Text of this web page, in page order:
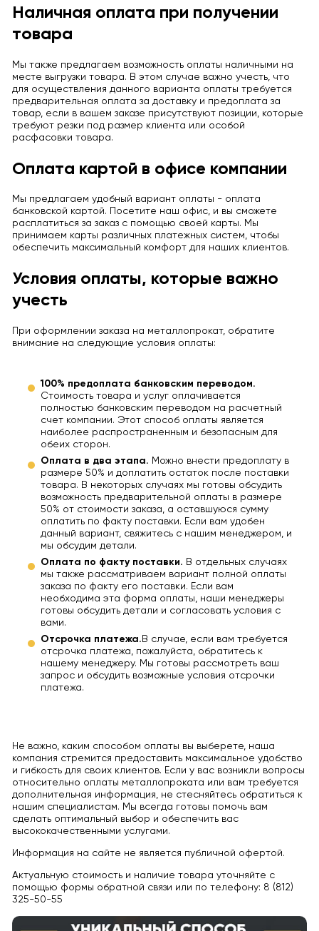
Наличная оплата при получении
товара
Мы также предлагаем возможность оплаты наличными на
месте выгрузки товара. В этом случае важно учесть, что
для осуществления данного варианта оплаты требуется
предварительная оплата за доставку и предоплата за
товар, если в вашем заказе присутствуют позиции, которые
требуют резки под размер клиента или особой
расфасовки товара.
Оплата картой в офисе компании
Мы предлагаем удобный вариант оплаты - оплата
банковской картой. Посетите наш офис, и вы сможете
расплатиться за заказ с помощью своей карты. Мы
принимаем карты различных платежных систем, чтобы
обеспечить максимальный комфорт для наших клиентов.
Условия оплаты, которые важно
учесть
При оформлении заказа на металлопрокат, обратите
внимание на следующие условия оплаты:
100% предоплата банковским переводом.
Стоимость товара и услуг оплачивается
полностью банковским переводом на расчетный
счет компании. Этот способ оплаты является
наиболее распространенным и безопасным для
обеих сторон.
Оплата в два этапа. Можно внести предоплату в
размере 50% и доплатить остаток после поставки
товара. В некоторых случаях мы готовы обсудить
возможность предварительной оплаты в размере
50% от стоимости заказа, а оставшуюся сумму
оплатить по факту поставки. Если вам удобен
данный вариант, свяжитесь с нашим менеджером, и
мы обсудим детали.
Оплата по факту поставки. В отдельных случаях
мы также рассматриваем вариант полной оплаты
заказа по факту его поставки. Если вам
необходима эта форма оплаты, наши менеджеры
готовы обсудить детали и согласовать условия с
вами.
Отсрочка платежа. В случае, если вам требуется
отсрочка платежа, пожалуйста, обратитесь к
нашему менеджеру. Мы готовы рассмотреть ваш
запрос и обсудить возможные условия отсрочки
платежа.
Не важно, каким способом оплаты вы выберете, наша
компания стремится предоставить максимальное удобство
и гибкость для своих клиентов. Если у вас возникли вопросы
относительно оплаты металлопроката или вам требуется
дополнительная информация, не стесняйтесь обратиться к
нашим специалистам. Мы всегда готовы помочь вам
сделать оптимальный выбор и обеспечить вас
высококачественными услугами.
Информация на сайте не является публичной офертой.
Актуальную стоимость и наличие товара уточняйте с
помощью формы обратной связи или по телефону: 8 (812)
325-50-55